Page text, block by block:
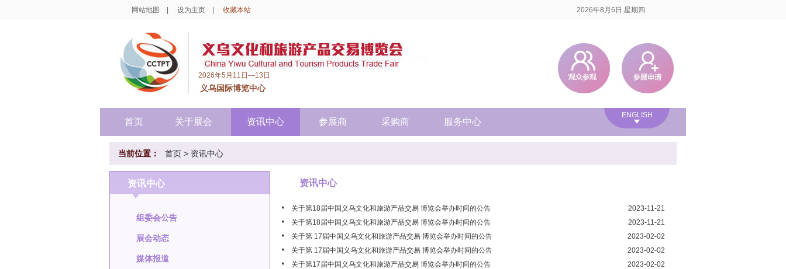
网站地图 设为主页 收藏本站 2026年8月6日 星期四
2026年5月11日—13日
义乌国际博览中心
首页 关于展会 资讯中心 参展商 采购商 服务中心
ENGLISH
当前位置： 首页 > 资讯中心
资讯中心
组委会公告
展会动态
媒体报道
资讯中心
关于第18届中国义乌文化和旅游产品交易 博览会举办时间的公告
2023-11-21
关于第18届中国义乌文化和旅游产品交易 博览会举办时间的公告
2023-11-21
关于第 17届中国义乌文化和旅游产品交易 博览会举办时间的公告
2023-02-02
关于第 17届中国义乌文化和旅游产品交易 博览会举办时间的公告
2023-02-02
关于第17届中国义乌文化和旅游产品交易 博览会举办时间的公告
2023-02-02